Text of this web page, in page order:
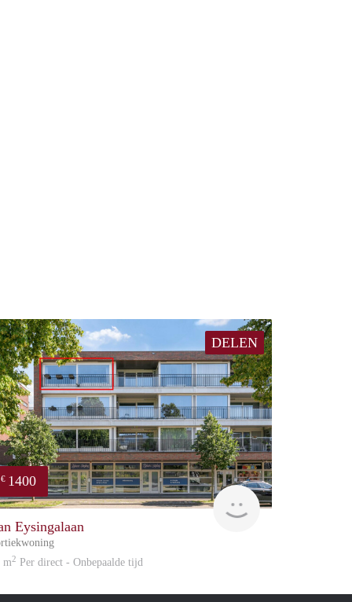
DELEN
€ 1400
Reinier
Eysingalaan
m2 Per direct - Onbepaalde tijd